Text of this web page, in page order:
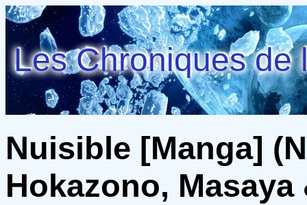
Les Chroniques de
Nuisible [Manga]
Hokazono,